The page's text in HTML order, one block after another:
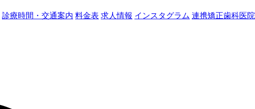
診療時間・交通案内 料金表 求人情報 インスタグラム 連携矯正歯科医院